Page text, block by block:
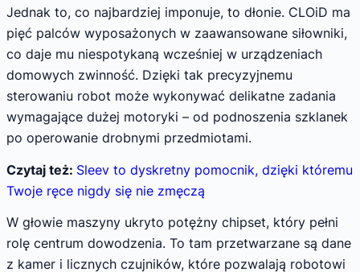
Jednak to, co najbardziej imponuje, to dłonie. CLOiD ma
pięć palców wyposażonych w zaawansowane siłowniki,
co daje mu niespotykaną wcześniej w urządzeniach
domowych zwinność. Dzięki tak precyzyjnemu
sterowaniu robot może wykonywać delikatne zadania
wymagające dużej motoryki – od podnoszenia szklanek
po operowanie drobnymi przedmiotami.
Czytaj też: Sleev to dyskretny pomocnik, dzięki któremu
Twoje ręce nigdy się nie zmęczą
W głowie maszyny ukryto potężny chipset, który pełni
rolę centrum dowodzenia. To tam przetwarzane są dane
z kamer i licznych czujników, które pozwalają robotowi